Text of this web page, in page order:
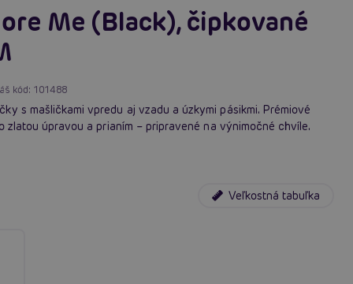
Me (Black), čipkované
kód: 101488
s mašličkami vpredu aj vzadu a úzkymi pásikmi. Prémiové
zlatou úpravou a prianím – pripravené na výnimočné chvíle.
Veľkostná tabuľka